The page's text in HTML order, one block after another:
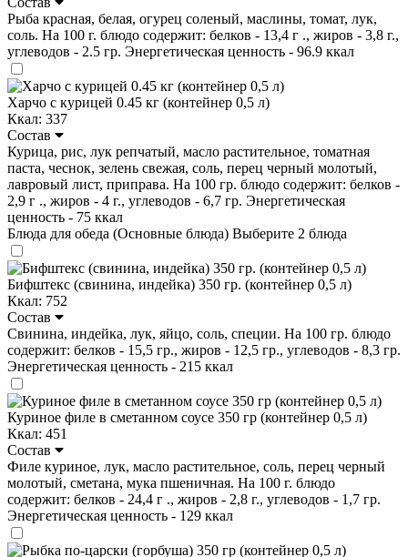
Рыба красная, белая, огурец соленый, маслины, томат, лук,
соль. На 100 г. блюдо содержит: белков - 13,4 г ., жиров - 3,8 г.,
углеводов - 2.5 гр. Энергетическая ценность - 96.9 ккал
Харчо с курицей 0.45 кг (контейнер 0,5 л)
Ккал: 337
Состав
Курица, рис, лук репчатый, масло растительное, томатная
паста, чеснок, зелень свежая, соль, перец черный молотый,
лавровый лист, приправа. На 100 гр. блюдо содержит: белков -
2,9 г ., жиров - 4 г., углеводов - 6,7 гр. Энергетическая
ценность - 75 ккал
Блюда для обеда (Основные блюда) Выберите 2 блюда
Бифштекс (свинина, индейка) 350 гр. (контейнер 0,5 л)
Ккал: 752
Состав
Свинина, индейка, лук, яйцо, соль, специи. На 100 гр. блюдо
содержит: белков - 15,5 гр., жиров - 12,5 гр., углеводов - 8,3 гр.
Энергетическая ценность - 215 ккал
Куриное филе в сметанном соусе 350 гр (контейнер 0,5 л)
Ккал: 451
Состав
Филе куриное, лук, масло растительное, соль, перец черный
молотый, сметана, мука пшеничная. На 100 г. блюдо
содержит: белков - 24,4 г ., жиров - 2,8 г., углеводов - 1,7 гр.
Энергетическая ценность - 129 ккал